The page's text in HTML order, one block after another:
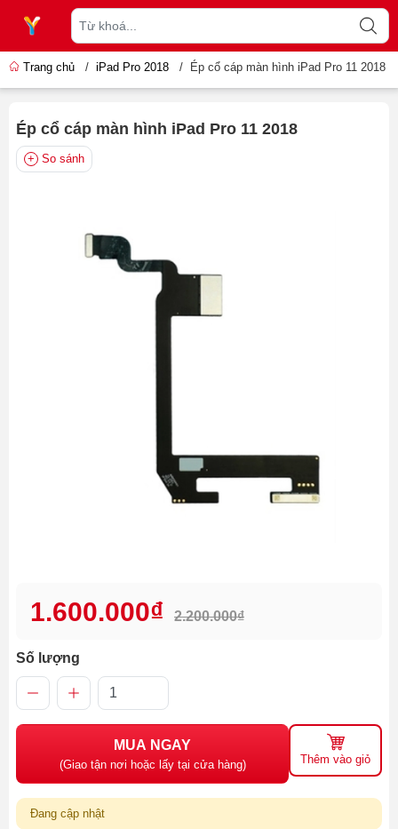
Trang chủ / iPad Pro 2018 / Ép cổ cáp màn hình iPad Pro 11 2018
Ép cổ cáp màn hình iPad Pro 11 2018
So sánh
1.600.000₫ 2.200.000₫
Số lượng
MUA NGAY
(Giao tận nơi hoặc lấy tại cửa hàng) Thêm vào giỏ
Đang cập nhật